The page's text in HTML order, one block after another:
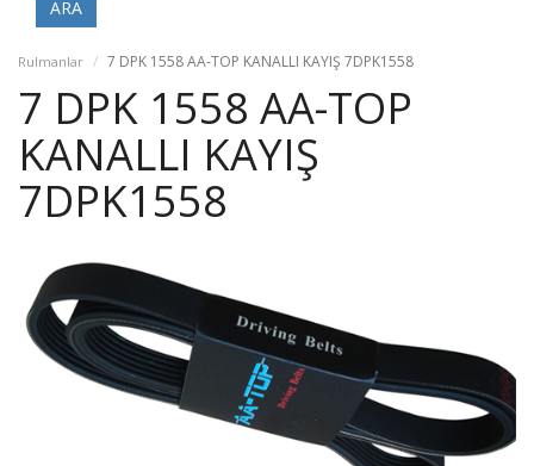
ARA
Rulmanlar 7 DPK 1558 AA-TOP KANALLI KAYIŞ 7DPK1558
7 DPK 1558 AA-TOP
KANALLI KAYIŞ
7DPK1558